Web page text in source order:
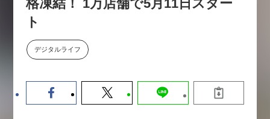
セミナー
格凍結！ 1万店舗で5月11日スター
ト
デジタルライフ